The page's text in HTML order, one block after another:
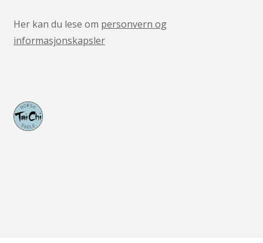
Her kan du lese om personvern og
informasjonskapsler